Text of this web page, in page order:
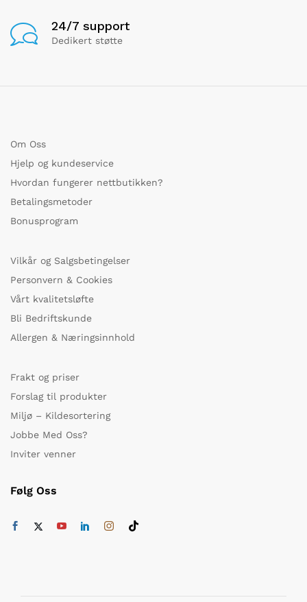
24/7 support
Dedikert støtte
Om Oss
Hjelp og kundeservice
Hvordan fungerer nettbutikken?
Betalingsmetoder
Bonusprogram
Vilkår og Salgsbetingelser
Personvern & Cookies
Vårt kvalitetsløfte
Bli Bedriftskunde
Allergen & Næringsinnhold
Frakt og priser
Forslag til produkter
Miljø – Kildesortering
Jobbe Med Oss?
Inviter venner
Følg Oss